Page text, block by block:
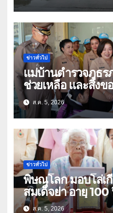
ข่าวทั่วไป
แม่บ้านตำรวจภูธร
ช่วยเหลือ และสิ่ง
ธิดา ข้าราชการตำรวจจังหวัด
อุทัยธานี
ส.ค. 5, 2026
ข่าวทั่วไป
พิษณุโลก มอบโล่เ
สมเด็จย่า อายุ 100 ปี “นางจอม นุ่ม
เนตร” ตำบลบ้านก
ส.ค. 5, 2026